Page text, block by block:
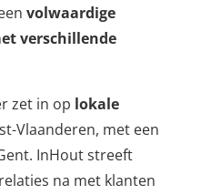
volwaardige
verschillende
zet in op lokale
Vlaanderen, met een
InHout streeft
na met klanten